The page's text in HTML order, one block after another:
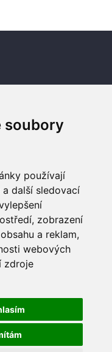
soubory
používají
další sledovací
zobrazení
a reklam,
webových
zdroje
Odebírat